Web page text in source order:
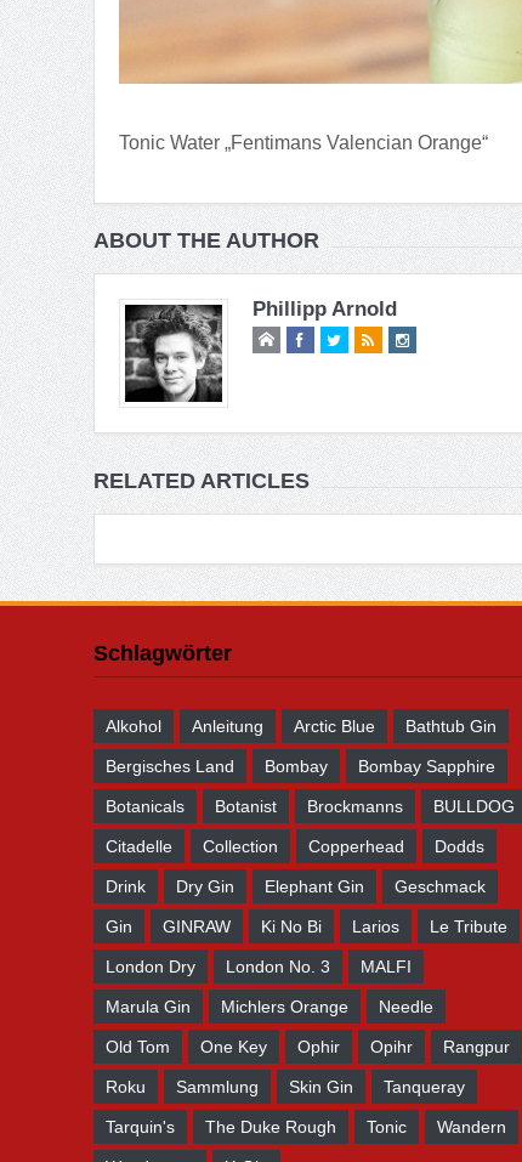
Tonic Water „Fentimans Valencian Orange“
ABOUT THE AUTHOR
Phillipp Arnold
RELATED ARTICLES
Schlagwörter
Alkohol Anleitung Arctic Blue Bathtub Gin
Bergisches Land Bombay Bombay Sapphire
Botanicals Botanist Brockmanns BULLDOG
Citadelle Collection Copperhead Dodds
Drink Dry Gin Elephant Gin Geschmack
Gin GINRAW Ki No Bi Larios Le Tribute
London Dry London No. 3 MALFI
Marula Gin Michlers Orange Needle
Old Tom One Key Ophir Opihr Rangpur
Roku Sammlung Skin Gin Tanqueray
Tarquin's The Duke Rough Tonic Wandern